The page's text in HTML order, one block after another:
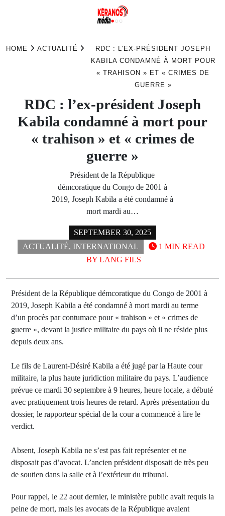
HOME ACTUALITÉ
RDC : L’EX-PRÉSIDENT JOSEPH
KABILA CONDAMNÉ À MORT POUR
« TRAHISON » ET « CRIMES DE
GUERRE »
RDC : l’ex-président Joseph
Kabila condamné à mort pour
« trahison » et « crimes de
guerre »
Président de la République
démcoratique du Congo de 2001 à
2019, Joseph Kabila a été condamné à
mort mardi au…
SEPTEMBER 30, 2025
ACTUALITÉ, INTERNATIONAL
BY LANG FILS
1 MIN READ
Président de la République démcoratique du Congo de 2001 à
2019, Joseph Kabila a été condamné à mort mardi au terme
d’un procès par contumace pour « trahison » et « crimes de
guerre », devant la justice militaire du pays où il ne réside plus
depuis deux ans.
Le fils de Laurent-Désiré Kabila a été jugé par la Haute cour
militaire, la plus haute juridiction militaire du pays. L’audience
prévue ce mardi 30 septembre à 9 heures, heure locale, a débuté
avec pratiquement trois heures de retard. Après présentation du
dossier, le rapporteur spécial de la cour a commencé à lire le
verdict.
Absent, Joseph Kabila ne s’est pas fait représenter et ne
disposait pas d’avocat. L’ancien président disposait de très peu
de soutien dans la salle et à l’extérieur du tribunal.
Pour rappel, le 22 aout dernier, le ministère public avait requis la
peine de mort, mais les avocats de la République avaient